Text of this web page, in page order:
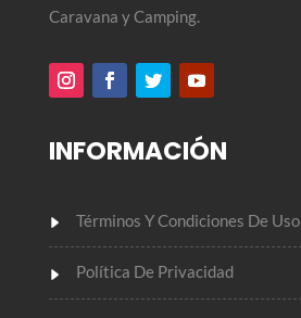
Caravana y Camping.
INFORMACIÓN
Términos Y Condiciones De Uso
Política De Privacidad